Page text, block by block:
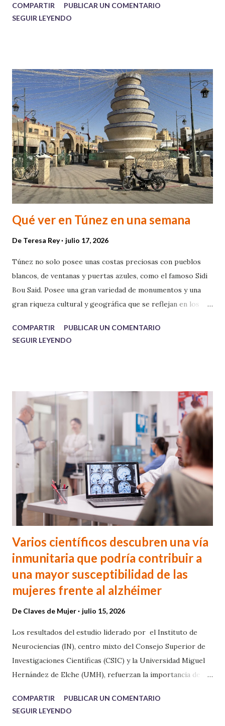
políticas públicas que reduzcan el riesgo para la salud que
forman parte de familias monomarentales.
COMPARTIR
PUBLICAR UN COMENTARIO
SEGUIR LEYENDO
Qué ver en Túnez en una semana
De Teresa Rey julio 17, 2026
Túnez no solo posee unas costas preciosas con pueblos
blancos, de ventanas y puertas azules, como el famoso Sidi
Bou Said. Posee una gran variedad de monumentos y una
gran riqueza cultural y geográfica que se reflejan en los
Descubrir la esencia del país en una semana es posible si lo
COMPARTIR
PUBLICAR UN COMENTARIO
SEGUIR LEYENDO
Varios científicos descubren una vía
inmunitaria que podría contribuir a
una mayor susceptibilidad de las
mujeres frente al alzhéimer
De Claves de Mujer julio 15, 2026
Los resultados del estudio liderado por el Instituto de
Neurociencias (IN), centro mixto del Consejo Superior de
Investigaciones Científicas (CSIC) y la Universidad Miguel
Hernández de Elche (UMH), refuerzan la importancia de
comprender el alzhéimer y desarrollar nuevas estrategias
COMPARTIR
PUBLICAR UN COMENTARIO
SEGUIR LEYENDO